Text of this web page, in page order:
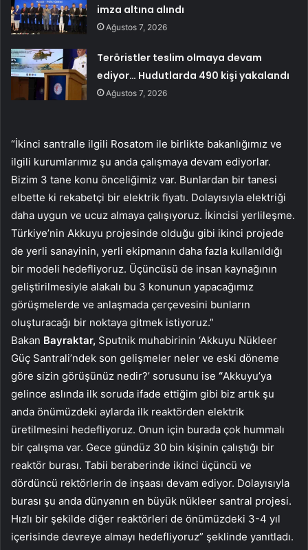
imza altına alındı
Ağustos 7, 2026
Teröristler teslim olmaya devam
ediyor… Hudutlarda 490 kişi yakalandı
Ağustos 7, 2026
“İkinci santralle ilgili Rosatom ile birlikte bakanlığımız ve
ilgili kurumlarımız şu anda çalışmaya devam ediyorlar.
Bizim 3 tane konu önceliğimiz var. Bunlardan bir tanesi
elbette ki rekabetçi bir elektrik fiyatı. Dolayısıyla elektriği
daha uygun ve ucuz almaya çalışıyoruz. İkincisi yerlileşme.
Türkiye’nin Akkuyu projesinde olduğu gibi ikinci projede
de yerli sanayinin, yerli ekipmanın daha fazla kullanıldığı
bir modeli hedefliyoruz. Üçüncüsü de insan kaynağının
geliştirilmesiyle alakalı bu 3 konunun yapacağımız
görüşmelerde ve anlaşmada çerçevesini bunların
oluşturacağı bir noktaya gitmek istiyoruz.”
Bakan Bayraktar, Sputnik muhabirinin ‘Akkuyu Nükleer
Güç Santrali’ndek son gelişmeler neler ve eski döneme
göre sizin görüşünüz nedir?’ sorusunu ise “Akkuyu’ya
gelince aslında ilk soruda ifade ettiğim gibi biz artık şu
anda önümüzdeki aylarda ilk reaktörden elektrik
üretilmesini hedefliyoruz. Onun için burada çok hummalı
bir çalışma var. Gece gündüz 30 bin kişinin çalıştığı bir
reaktör burası. Tabii beraberinde ikinci üçüncü ve
dördüncü rektörlerin de inşaası devam ediyor. Dolayısıyla
burası şu anda dünyanın en büyük nükleer santral projesi.
Hızlı bir şekilde diğer reaktörleri de önümüzdeki 3-4 yıl
içerisinde devreye almayı hedefliyoruz” şeklinde yanıtladı.